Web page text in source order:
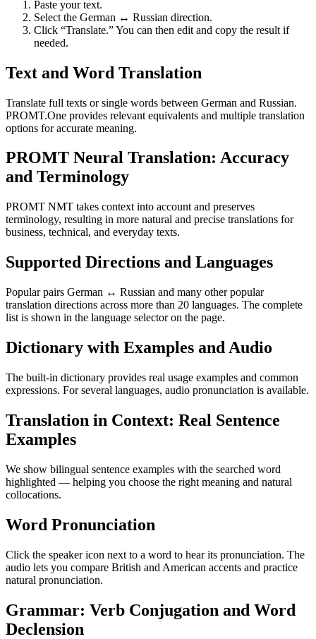
Paste your text.
Select the German ↔ Russian direction.
Click “Translate.” You can then edit and copy the result if
needed.
Text and Word Translation
Translate full texts or single words between German and Russian.
PROMT.One provides relevant equivalents and multiple translation
options for accurate meaning.
PROMT Neural Translation: Accuracy
and Terminology
PROMT NMT takes context into account and preserves
terminology, resulting in more natural and precise translations for
business, technical, and everyday texts.
Supported Directions and Languages
Popular pairs German ↔ Russian and many other popular
translation directions across more than 20 languages. The complete
list is shown in the language selector on the page.
Dictionary with Examples and Audio
The built-in dictionary provides real usage examples and common
expressions. For several languages, audio pronunciation is available.
Translation in Context: Real Sentence
Examples
We show bilingual sentence examples with the searched word
highlighted — helping you choose the right meaning and natural
collocations.
Word Pronunciation
Click the speaker icon next to a word to hear its pronunciation. The
audio lets you compare British and American accents and practice
natural pronunciation.
Grammar: Verb Conjugation and Word
Declension